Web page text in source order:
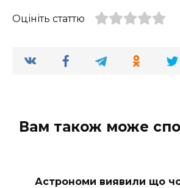
Оцініть статтю
Вам також може
Астрономи виявили що